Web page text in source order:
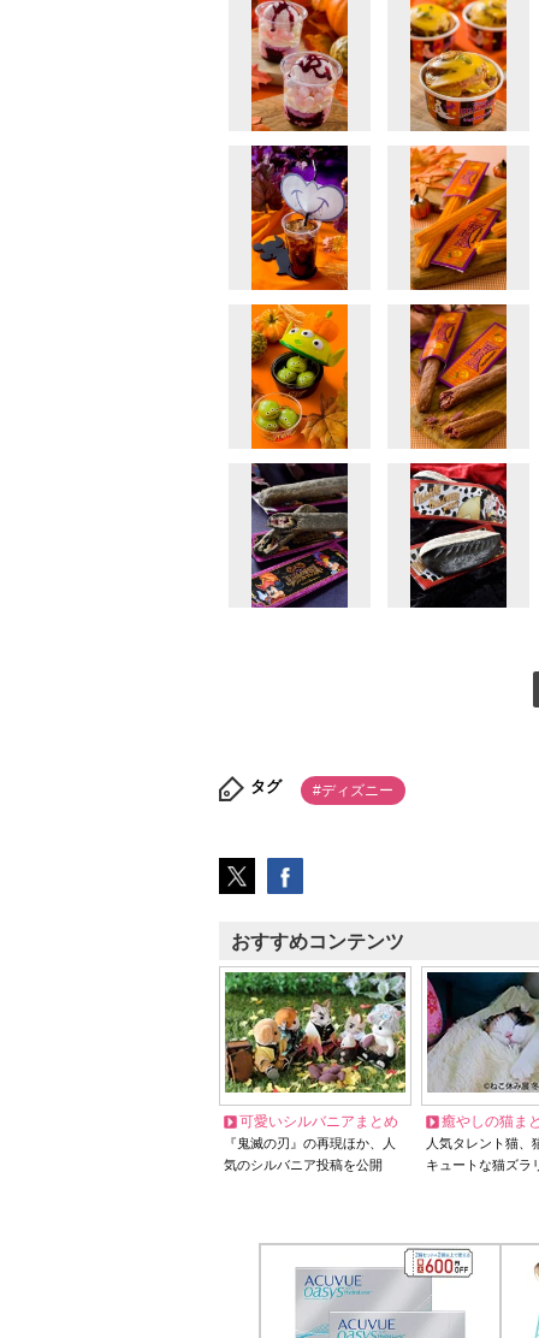
タグ #ディズニー
おすすめコンテンツ
可愛いシルバニアまとめ
『鬼滅の刃』の再現ほか、人
気のシルバニア投稿を公開
癒やしの猫ま
人気タレント猫
キュートな猫ズラ